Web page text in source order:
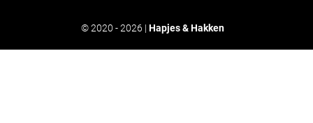
© 2020 - 2026 | Hapjes & Hakken